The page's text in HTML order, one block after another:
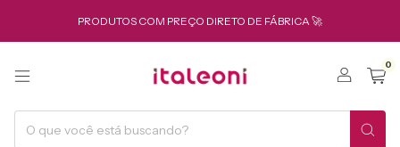
PRODUTOS COM PREÇO DIRETO DE FÁBRICA 🚀
0